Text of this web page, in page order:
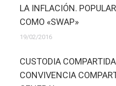
LA INFLACIÓN.
COMO «SWAP»
19/02/2016
CUSTODIA
CONVIVENCIA